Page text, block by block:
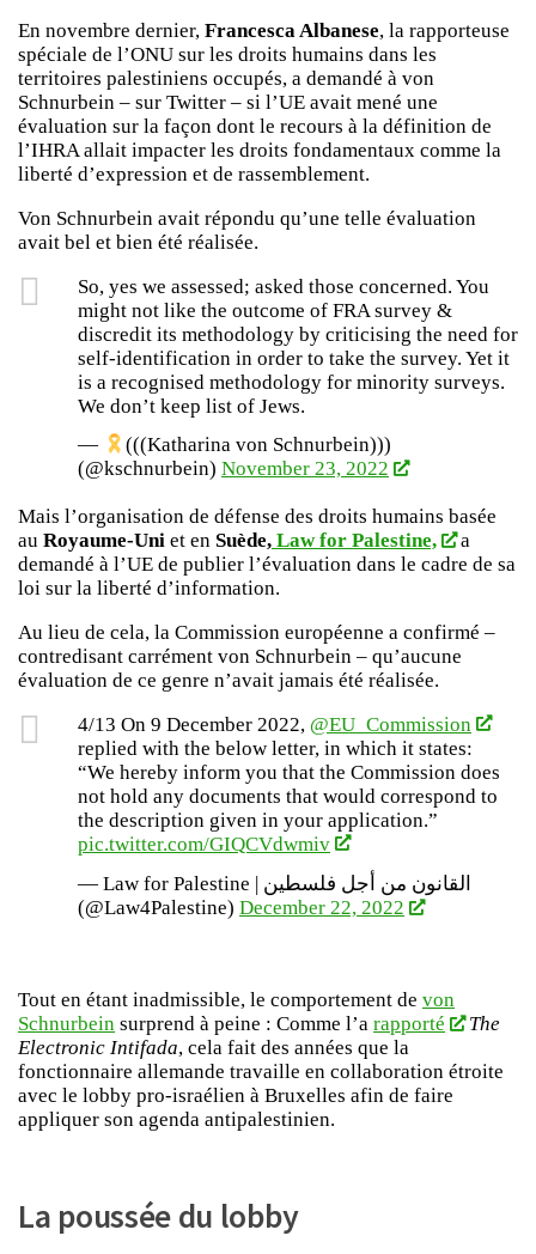
En novembre dernier, Francesca Albanese, la rapporteuse
spéciale de l’ONU sur les droits humains dans les
territoires palestiniens occupés, a demandé à von
Schnurbein – sur Twitter – si l’UE avait mené une
évaluation sur la façon dont le recours à la définition de
l’IHRA allait impacter les droits fondamentaux comme la
liberté d’expression et de rassemblement.
Von Schnurbein avait répondu qu’une telle évaluation
avait bel et bien été réalisée.
So, yes we assessed; asked those concerned. You
might not like the outcome of FRA survey &
discredit its methodology by criticising the need for
self-identification in order to take the survey. Yet it
is a recognised methodology for minority surveys.
We don’t keep list of Jews.
—
(((Katharina von Schnurbein)))
(@kschnurbein) November 23, 2022
Mais l’organisation de défense des droits humains basée
au Royaume-Uni et en Suède, Law for Palestine,
a
demandé à l’UE de publier l’évaluation dans le cadre de sa
loi sur la liberté d’information.
Au lieu de cela, la Commission européenne a confirmé –
contredisant carrément von Schnurbein – qu’aucune
évaluation de ce genre n’avait jamais été réalisée.
4/13 On 9 December 2022, @EU_Commission
replied with the below letter, in which it states:
“We hereby inform you that the Commission does
not hold any documents that would correspond to
the description given in your application.”
pic.twitter.com/GIQCVdwmiv
— Law for Palestine | القانون من أجل فلسطين
(@Law4Palestine) December 22, 2022
Tout en étant inadmissible, le comportement de von
Schnurbein surprend à peine : Comme l’a rapporté
The
Electronic Intifada, cela fait des années que la
fonctionnaire allemande travaille en collaboration étroite
avec le lobby pro-israélien à Bruxelles afin de faire
appliquer son agenda antipalestinien.
La poussée du lobby